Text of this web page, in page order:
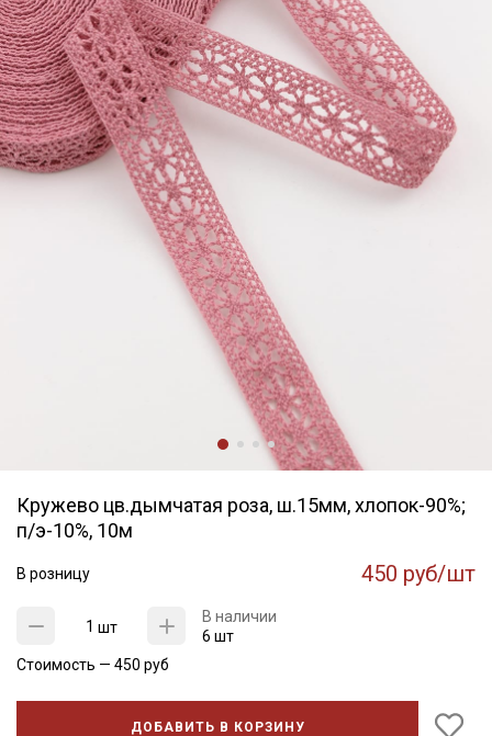
Кружево цв.дымчатая роза, ш.15мм, хлопок-90%;
п/э-10%, 10м
В розницу 450 руб/шт
шт
В наличии
6 шт
Стоимость — 450 руб
ДОБАВИТЬ В КОРЗИНУ